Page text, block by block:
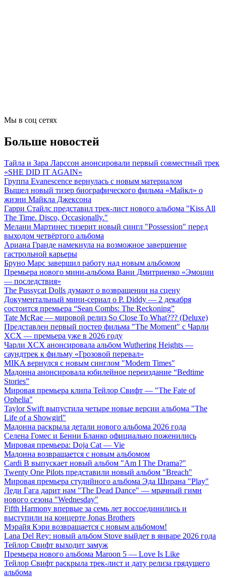
Мы в соц сетях
Больше новостей
Тайла и Зара Ларссон анонсировали первый совместный трек
«SHE DID IT AGAIN»
Группа Evanescence вернулась с новым материалом
Вышел новый тизер биографического фильма «Майкл» о
жизни Майкла Джексона
Гарри Стайлс представил трек-лист нового альбома "Kiss All
The Time. Disco, Occasionally."
Мелани Мартинес тизерит новый сингл "Possession" перед
выходом четвёртого альбома
Ариана Гранде намекнула на возможное завершение
гастрольной карьеры
Бруно Марс завершил работу над новым альбомом
Премьера нового мини-альбома Вани Дмитриенко «Эмоции
— последствия»
The Pussycat Dolls думают о возвращении на сцену
Документальный мини-сериал о P. Diddy — 2 декабря
состоится премьера “Sean Combs: The Reckoning”
Tate McRae — мировой релиз So Close To What??? (Deluxe)
Представлен первый постер фильма "The Moment" с Чарли
XCX — премьера уже в 2026 году
Чарли XCX анонсировала альбом Wuthering Heights —
саундтрек к фильму «Грозовой перевал»
MIKA вернулся с новым синглом "Modern Times"
Мадонна анонсировала юбилейное переиздание “Bedtime
Stories”
Мировая премьера клипа Тейлор Свифт — "The Fate of
Ophelia"
Taylor Swift выпустила четыре новые версии альбома "The
Life of a Showgirl"
Мадонна раскрыла детали нового альбома 2026 года
Селена Гомес и Бенни Бланко официально поженились
Мировая премьера: Doja Cat — Vie
Мадонна возвращается с новым альбомом
Cardi B выпускает новый альбом "Am I The Drama?"
Twenty One Pilots представили новый альбом "Breach"
Мировая премьера студийного альбома Эда Ширана "Play"
Леди Гага дарит нам "The Dead Dance" — мрачный гимн
нового сезона "Wednesday"
Fifth Harmony впервые за семь лет воссоединились и
выступили на концерте Jonas Brothers
Мэрайя Кэри возвращается с новым альбомом!
Lana Del Rey: новый альбом Stove выйдет в январе 2026 года
Тейлор Свифт выходит замуж
Премьера нового альбома Maroon 5 — Love Is Like
Тейлор Свифт раскрыла трек-лист и дату релиза грядущего
альбома